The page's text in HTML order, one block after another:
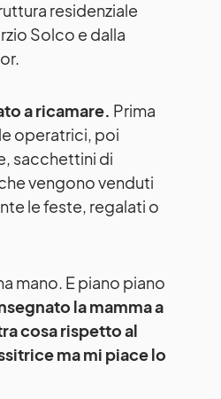
residenziale
Solco e dalla
a ricamare. Prima
operatrici, poi
sacchettini di
vengono venduti
le feste, regalati o
mano. E piano piano
la mamma a
cosa rispetto al
ma mi piace lo